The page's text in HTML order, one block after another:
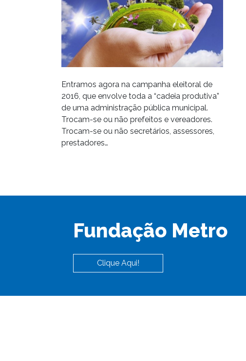
Entramos agora na campanha eleitoral de
2016, que envolve toda a “cadeia produtiva”
de uma administração pública municipal.
Trocam-se ou não prefeitos e vereadores.
Trocam-se ou não secretários, assessores,
prestadores…
Fundação Metro
Clique Aqui!